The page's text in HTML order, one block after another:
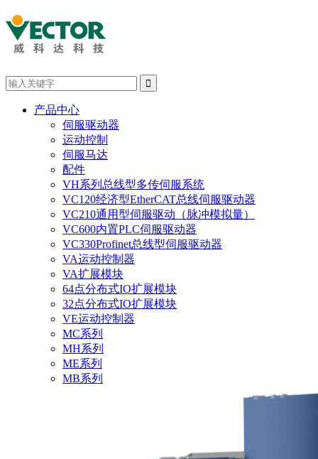

产品中心
伺服驱动器
运动控制
伺服马达
配件
VH系列总线型多传伺服系统
VC120经济型EtherCAT总线伺服驱动器
VC210通用型伺服驱动（脉冲模拟量）
VC600内置PLC伺服驱动器
VC330Profinet总线型伺服驱动器
VA运动控制器
VA扩展模块
64点分布式IO扩展模块
32点分布式IO扩展模块
VE运动控制器
MC系列
MH系列
ME系列
MB系列